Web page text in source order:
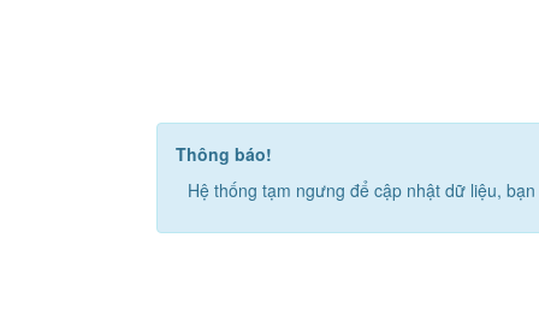
Thông báo!
Hệ thống tạm ngưng để cập nhật dữ liệu,